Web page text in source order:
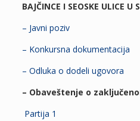
BAJČINCE I SEOSKE ULICE U
– Javni poziv
– Konkursna dokumentacija
– Odluka o dodeli ugovora
– Obaveštenje o
Partija 1